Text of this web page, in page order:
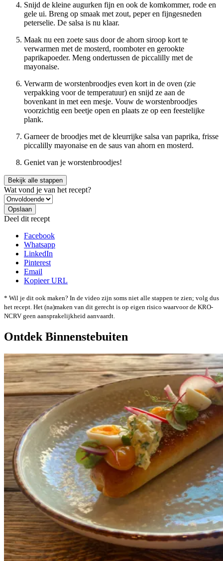
Snijd de kleine augurken fijn en ook de komkommer, rode en
gele ui. Breng op smaak met zout, peper en fijngesneden
peterselie. De salsa is nu klaar.
Maak nu een zoete saus door de ahorn siroop kort te
verwarmen met de mosterd, roomboter en gerookte
paprikapoeder. Meng ondertussen de piccalilly met de
mayonaise.
Verwarm de worstenbroodjes even kort in de oven (zie
verpakking voor de temperatuur) en snijd ze aan de
bovenkant in met een mesje. Vouw de worstenbroodjes
voorzichtig een beetje open en plaats ze op een feestelijke
plank.
Garneer de broodjes met de kleurrijke salsa van paprika, frisse
piccalilly mayonaise en de saus van ahorn en mosterd.
Geniet van je worstenbroodjes!
Bekijk alle stappen
Wat vond je van het recept?
Deel dit recept
Facebook
Whatsapp
LinkedIn
Pinterest
Email
Kopieer URL
* Wil je dit ook maken? In de video zijn soms niet alle stappen te zien; volg dus
het recept. Het (na)maken van dit gerecht is op eigen risico waarvoor de KRO-
NCRV geen aansprakelijkheid aanvaardt.
Ontdek Binnenstebuiten